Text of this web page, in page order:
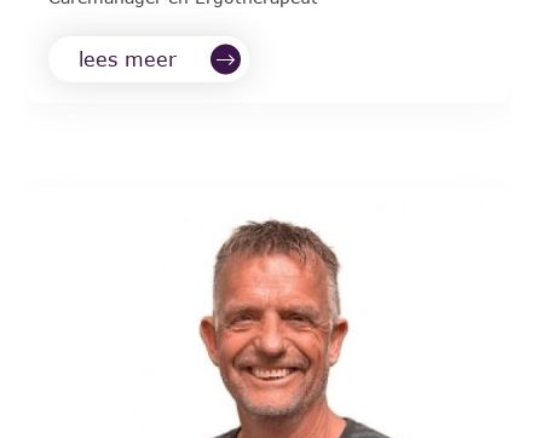
lees meer